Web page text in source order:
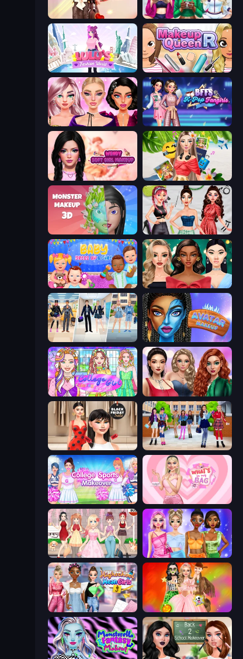
GRWM Date Night BFFs Luxury Loungewear
Lulu's Fashion World Make Up Queen R
New Year Makeup Trends BFFs K-Pop Fangirls
Wendy Soft Girl Makeup Travel with Me: ASMR Edition
Monster Makeup 3D Brat Girl Summer
Baby Dress Up New Year's Eve Makeup
College Girl & Boy Makeover Avatar Make Up
College Girl Coloring Dress Up Colored Denim Trends
Shopaholic Black Friday High School BFFs: Girls Team
College Sport Team Makeover What's In My Bag
Anime Girls Dress Up Games Monochrome Looks
Highschool Mean Girls 3 Iconic Halloween Costumes